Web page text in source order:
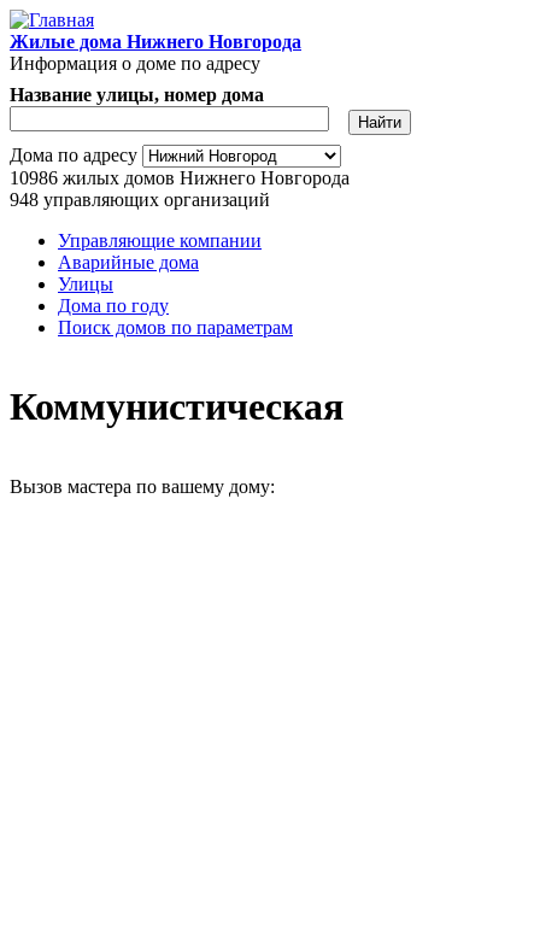
Перейти к основному содержанию
Жилые дома Нижнего Новгорода
Информация о доме по адресу
Адрес дома
Название улицы, номер дома
Дома по адресу
10986 жилых домов Нижнего Новгорода
948 управляющих организаций
Главное меню
Управляющие компании
Аварийные дома
Улицы
Дома по году
Поиск домов по параметрам
Коммунистическая
Вызов мастера по вашему дому: